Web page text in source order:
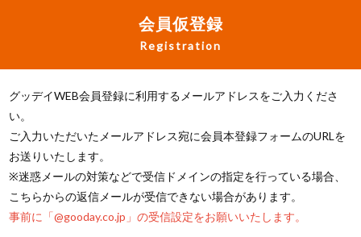
会員仮登録
Registration
グッデイWEB会員登録に利用するメールアドレスをご入力くださ
い。
ご入力いただいたメールアドレス宛に会員本登録フォームのURLを
お送りいたします。
※迷惑メールの対策などで受信ドメインの指定を行っている場合、
こちらからの返信メールが受信できない場合があります。
事前に「@gooday.co.jp」の受信設定をお願いいたします。